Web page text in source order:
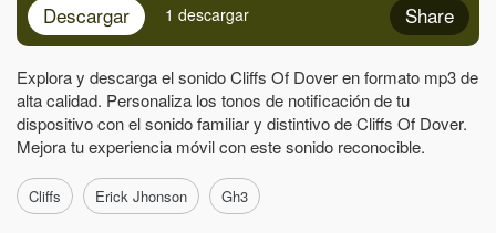
Descargar Share
1 descargar
Explora y descarga el sonido Cliffs Of Dover en formato mp3 de
alta calidad. Personaliza los tonos de notificación de tu
dispositivo con el sonido familiar y distintivo de Cliffs Of Dover.
Mejora tu experiencia móvil con este sonido reconocible.
Cliffs Erick Jhonson Gh3